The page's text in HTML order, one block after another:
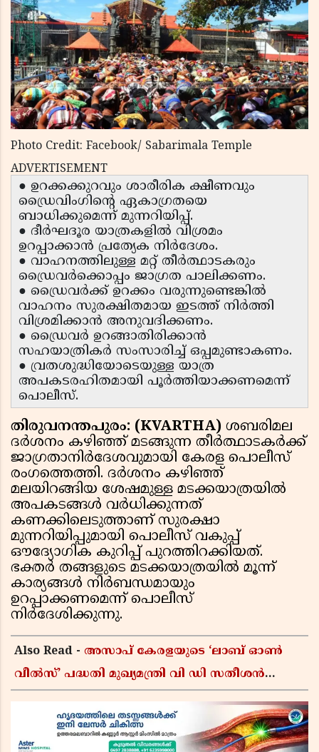
Photo Credit: Facebook/ Sabarimala Temple
ADVERTISEMENT
● ഉറക്കക്കുറവും ശാരീരിക ക്ഷീണവും
ഡ്രൈവിംഗിന്റെ ഏകാഗ്രതയെ
ബാധിക്കുമെന്ന് മുന്നറിയിപ്പ്.
● ദീർഘദൂര യാത്രകളിൽ വിശ്രമം
ഉറപ്പാക്കാൻ പ്രത്യേക നിർദേശം.
● വാഹനത്തിലുള്ള മറ്റ് തീർത്ഥാടകരും
ഡ്രൈവർക്കൊപ്പം ജാഗ്രത പാലിക്കണം.
● ഡ്രൈവർക്ക് ഉറക്കം വരുന്നുണ്ടെങ്കിൽ
വാഹനം സുരക്ഷിതമായ ഇടത്ത് നിർത്തി
വിശ്രമിക്കാൻ അനുവദിക്കണം.
● ഡ്രൈവർ ഉറങ്ങാതിരിക്കാൻ
സഹയാത്രികർ സംസാരിച്ച് ഒപ്പമുണ്ടാകണം.
● വ്രതശുദ്ധിയോടെയുള്ള യാത്ര
അപകടരഹിതമായി പൂർത്തിയാക്കണമെന്ന്
പൊലീസ്.
തിരുവനന്തപുരം: (KVARTHA) ശബരിമല
ദർശനം കഴിഞ്ഞ് മടങ്ങുന്ന തീർത്ഥാടകർക്ക്
ജാഗ്രതാനിർദേശവുമായി കേരള പൊലീസ്
രംഗത്തെത്തി. ദർശനം കഴിഞ്ഞ്
മലയിറങ്ങിയ ശേഷമുള്ള മടക്കയാത്രയിൽ
അപകടങ്ങൾ വർധിക്കുന്നത്
കണക്കിലെടുത്താണ് സുരക്ഷാ
മുന്നറിയിപ്പുമായി പൊലീസ് വകുപ്പ്
ഔദ്യോഗിക കുറിപ്പ് പുറത്തിറക്കിയത്.
ഭക്തർ തങ്ങളുടെ മടക്കയാത്രയിൽ മൂന്ന്
കാര്യങ്ങൾ നിർബന്ധമായും
ഉറപ്പാക്കണമെന്ന് പൊലീസ്
നിർദേശിക്കുന്നു.
Also Read - അസാപ് കേരളയുടെ ‘ലാബ് ഓൺ
വീൽസ്’ പദ്ധതി മുഖ്യമന്ത്രി വി ഡി സതീശൻ